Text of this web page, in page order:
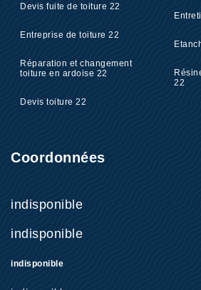
Devis fuite de toiture 22
Entreprise de toiture 22
Réparation et changement
toiture en ardoise 22
Devis toiture 22
22
Coordonnées
indisponible
indisponible
indisponible